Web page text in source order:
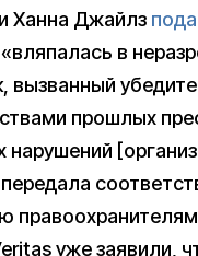
Ханна Джайлз
«вляпалась в
вызванный
прошлых
нарушений
уже заявили,